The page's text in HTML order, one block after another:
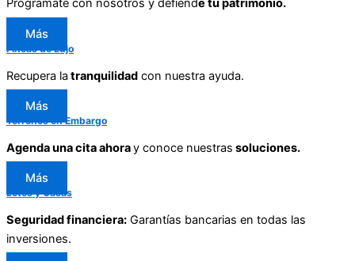
Prográmate con nosotros y defiende tu patrimonio.
Más
Fincas de Lujo
Recupera la tranquilidad con nuestra ayuda.
Más
Terrenos en Embargo
Agenda una cita ahoray conoce nuestras soluciones.
Más
Lotes y Casas
Seguridad financiera: Garantías bancarias en todas las
inversiones.